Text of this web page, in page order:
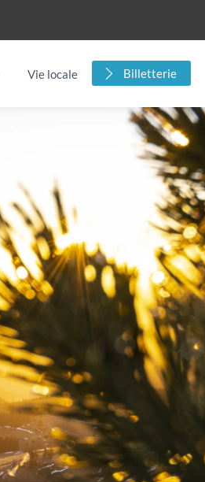
Vie locale Billetterie